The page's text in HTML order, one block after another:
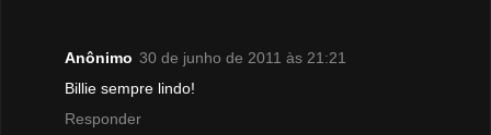
Anônimo 30 de junho de 2011 às 21:21
Billie sempre lindo!
Responder